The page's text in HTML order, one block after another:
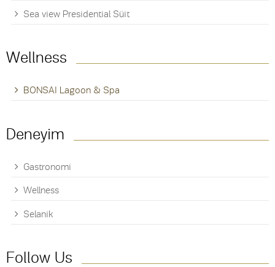
Sea view Presidential Süit
Wellness
BONSAI Lagoon & Spa
Deneyim
Gastronomi
Wellness
Selanik
Follow Us